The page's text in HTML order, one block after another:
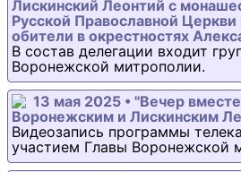
Лискинский Леонтий с
Русской Православной
обители в окрестностях
В состав делегации входит
Воронежской митрополии.
13 мая 2025 • "Вечер
Воронежским и Лискинским
Видеозапись программы
участием Главы Воронежской